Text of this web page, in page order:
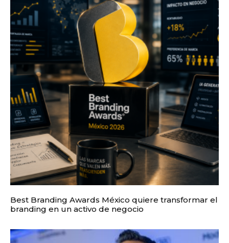
Best Branding Awards México quiere transformar el
branding en un activo de negocio